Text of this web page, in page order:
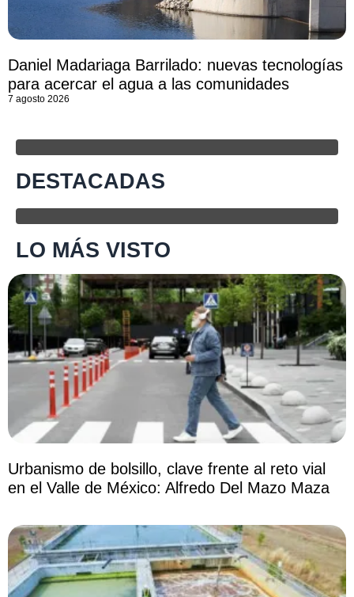
Daniel Madariaga Barrilado: nuevas tecnologías
para acercar el agua a las comunidades
7 agosto 2026
DESTACADAS
LO MÁS VISTO
Urbanismo de bolsillo, clave frente al reto vial
en el Valle de México: Alfredo Del Mazo Maza